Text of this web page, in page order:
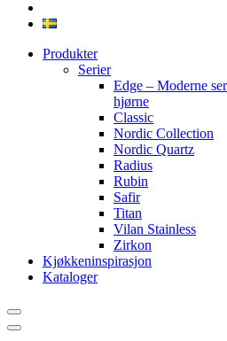
Produkter
Serier
Edge – Moderne
hjørne
Classic
Nordic Collection
Nordic Quartz
Radius
Rubin
Safir
Titan
Vilan Stainless
Zirkon
Kjøkkeninspirasjon
Kataloger